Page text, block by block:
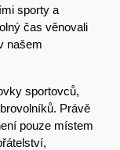
sporty a
čas věnovali
našem
sportovců,
Právě
pouze místem